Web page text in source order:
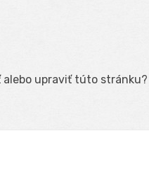
upraviť túto